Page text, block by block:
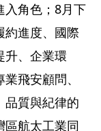
入角色；8月下
約進度、國際
升、企業環
飛安顧問、
品質與紀律的
區航太工業同